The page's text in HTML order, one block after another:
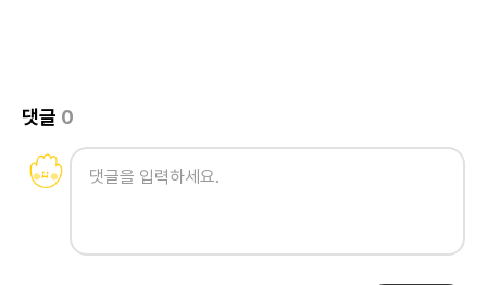
댓글 0